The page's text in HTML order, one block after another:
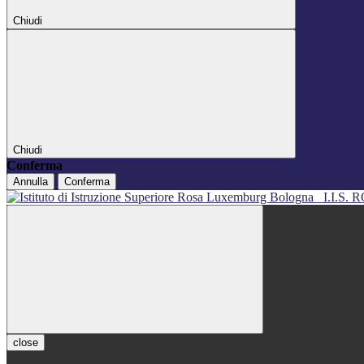
Chiudi
Chiudi
Conferma
Annulla Conferma
I.I.S.
close